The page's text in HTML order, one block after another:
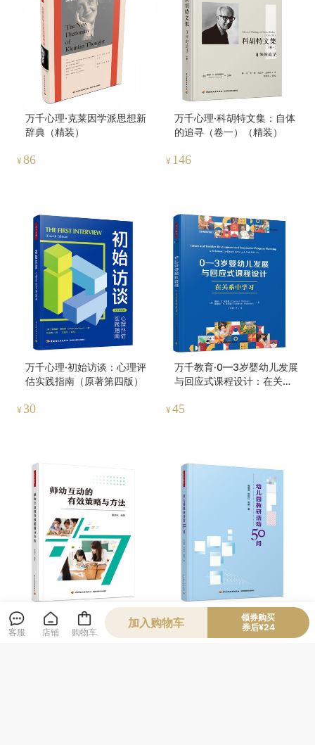
万千心理·克莱因学派思想新
辞典（精装）
¥ 86
万千心理·科胡特文集：自体
的追寻（卷一）（精装）
¥ 146
万千心理·初始访谈：心理评
估实践指南（原著第四版）
¥ 30
万千教育·0—3岁婴幼儿发展
与回应式课程设计：在关系
¥ 45
万千教育·师幼互动的有效策
略与方法
万千教育·幼儿园教研活动50
问
客服 店铺 购物车
加入购物车
领券购买
券后¥24